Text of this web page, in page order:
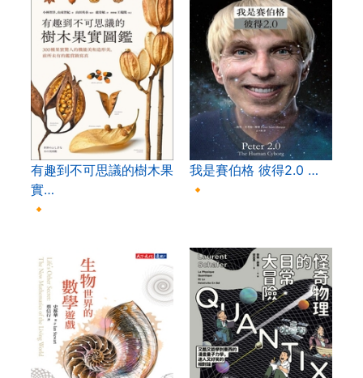
有趣到不可思議的樹木果
實…
🔸
我是賽伯格 彼得2.0 …
🔸